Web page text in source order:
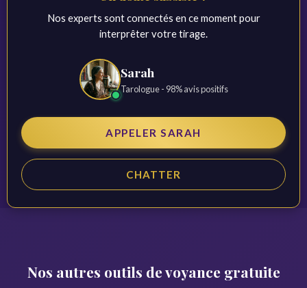
Nos experts sont connectés en ce moment pour
interprêter votre tirage.
Sarah
Tarologue - 98% avis positifs
APPELER SARAH
CHATTER
Nos autres outils de voyance gratuite